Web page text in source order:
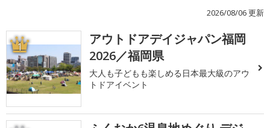
2026/08/06 更新
1
アウトドアデイジャパン福岡
2026／福岡県
大人も子どもも楽しめる日本最大級のアウ
トドアイベント